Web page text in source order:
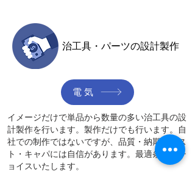
​治工具・パーツの設計製作
電気
​イメージだけで単品から数量の多い治工具の設
計製作を行います。製作だけでも行います。自
社での制作ではないですが、品質・納期・コス
ト・キャパには自信があります。最適条件をチ
ョイスいたします。